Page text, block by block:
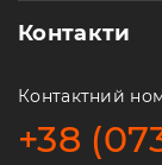
Контакти
Контактний
+38